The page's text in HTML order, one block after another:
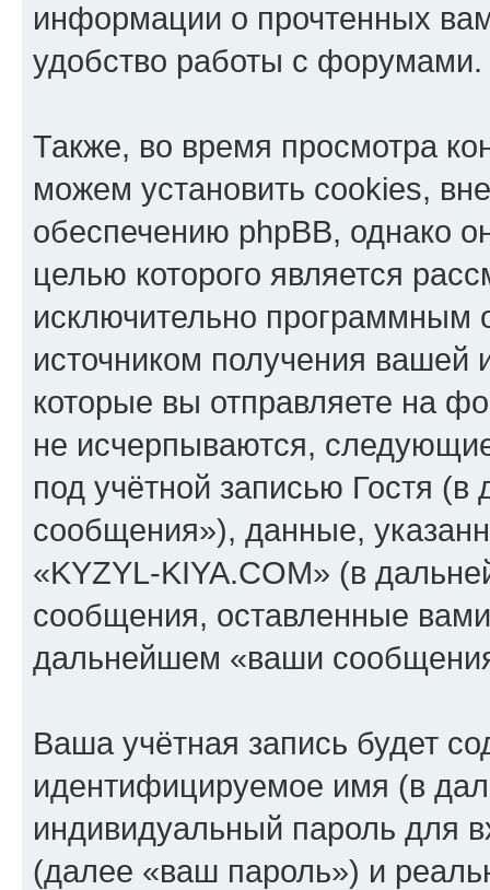
информации о прочтенных
удобство работы с форумами.
Также, во время просмотра
можем установить cookies,
обеспечению phpBB, однако
целью которого является
исключительно программным
источником получения
которые вы отправляете на
не исчерпываются,
под учётной записью Гостя
сообщения»), данные,
«KYZYL-KIYA.COM» (в
сообщения, оставленные
дальнейшем «ваши
Ваша учётная запись будет
идентифицируемое имя (в
индивидуальный пароль для
(далее «ваш пароль») и